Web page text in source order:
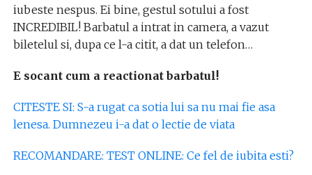
iubeste nespus. Ei bine, gestul sotului a fost
INCREDIBIL! Barbatul a intrat in camera, a vazut
biletelul si, dupa ce l-a citit, a dat un telefon…
E socant cum a reactionat barbatul!
CITESTE SI: S-a rugat ca sotia lui sa nu mai fie asa
lenesa. Dumnezeu i-a dat o lectie de viata
RECOMANDARE: TEST ONLINE: Ce fel de iubita esti?